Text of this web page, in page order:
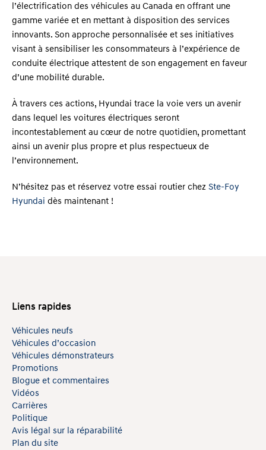
l’électrification des véhicules au Canada en offrant une
gamme variée et en mettant à disposition des services
innovants. Son approche personnalisée et ses initiatives
visant à sensibiliser les consommateurs à l’expérience de
conduite électrique attestent de son engagement en faveur
d’une mobilité durable.
À travers ces actions, Hyundai trace la voie vers un avenir
dans lequel les voitures électriques seront
incontestablement au cœur de notre quotidien, promettant
ainsi un avenir plus propre et plus respectueux de
l’environnement.
N’hésitez pas et réservez votre essai routier chez Ste-Foy
Hyundai dès maintenant !
Liens rapides
Véhicules neufs
Véhicules d’occasion
Véhicules démonstrateurs
Promotions
Blogue et commentaires
Vidéos
Carrières
Politique
Avis légal sur la réparabilité
Plan du site